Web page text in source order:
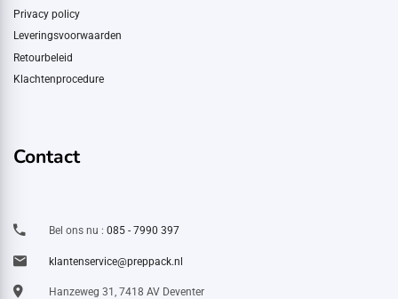
Privacy policy
Leveringsvoorwaarden
Retourbeleid
Klachtenprocedure
Contact
Bel ons nu : 085 - 7990 397
klantenservice@preppack.nl
Hanzeweg 31, 7418 AV Deventer